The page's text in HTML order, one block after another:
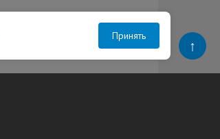
Принять
↑